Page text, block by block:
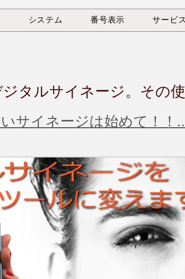
システム 番号表示 サービス
タルサイネージ。その
サイネージは始めて！！